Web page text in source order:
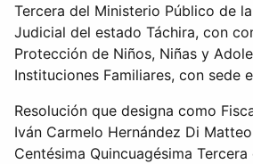
Tercera del Ministerio Público de
Judicial del estado Táchira, con
Protección de Niños, Niñas y
Instituciones Familiares, con sede
Resolución que designa como
Iván Carmelo Hernández Di
Centésima Quincuagésima